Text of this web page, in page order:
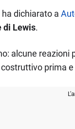
dichiarato a
di Lewis.
alcune
prima